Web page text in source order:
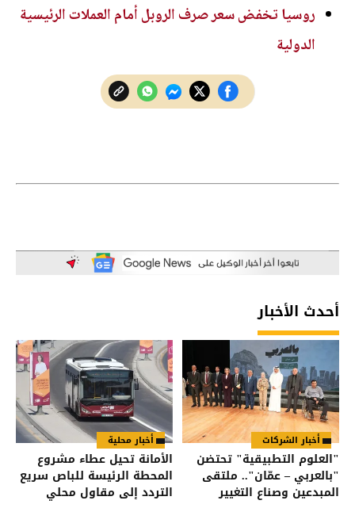
روسيا تخفض سعر صرف الروبل أمام العملات الرئيسية
الدولية
أحدث الأخبار
أخبار الشركات
"العلوم التطبيقية" تحتضن
"بالعربي – عمّان".. ملتقى
المبدعين وصناع التغيير
أخبار محلية
الأمانة تحيل عطاء مشروع
المحطة الرئيسة للباص سريع
التردد إلى مقاول محلي